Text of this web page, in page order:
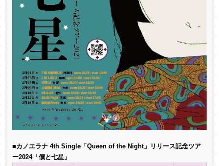
■カノエラナ 4th Single「Queen of the Night」リリース記念ツア
ー2024「僕と七星」